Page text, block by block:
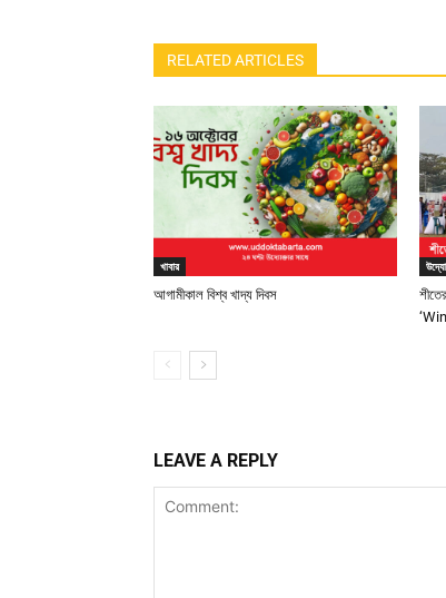
RELATED ARTICLES
খাবার
আগামীকাল বিশ্ব খাদ্য দিবস
LEAVE A REPLY